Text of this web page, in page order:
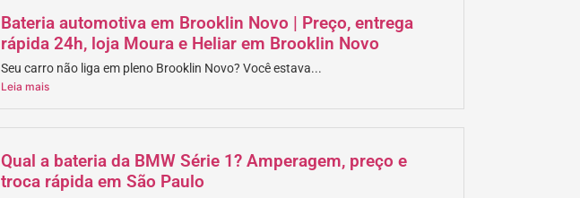
Bateria automotiva em Brooklin Novo | Preço, entrega
rápida 24h, loja Moura e Heliar em Brooklin Novo
Seu carro não liga em pleno Brooklin Novo? Você estava...
Leia mais
Qual a bateria da BMW Série 1? Amperagem, preço e
troca rápida em São Paulo